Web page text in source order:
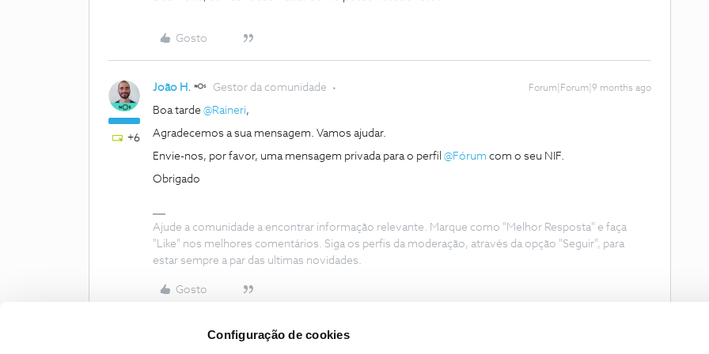
Configuração de cookies
Gosto
+6
João H. Gestor da comunidade Forum|Forum|9 months ago
Boa tarde ​ @Raineri,
Agradecemos a sua mensagem. Vamos ajudar.
Envie-nos, por favor, uma mensagem privada para o perfil ​ @Fórum com o seu NIF.
Obrigado
Ajude a comunidade a encontrar informação relevante. Marque como "Melhor Resposta" e faça
"Like" nos melhores comentários. Siga os perfis da moderação, através da opção "Seguir", para
estar sempre a par das ultimas novidades.
Gosto